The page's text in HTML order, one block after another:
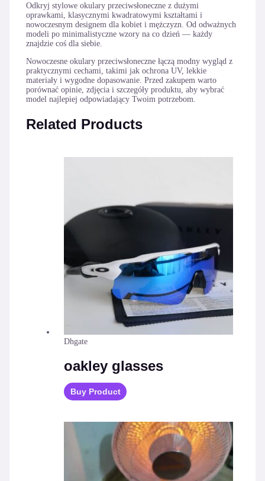
Odkryj stylowe okulary przeciwsłoneczne z dużymi
oprawkami, klasycznymi kwadratowymi kształtami i
nowoczesnym designem dla kobiet i mężczyzn. Od odważnych
modeli po minimalistyczne wzory na co dzień — każdy
znajdzie coś dla siebie.
Nowoczesne okulary przeciwsłoneczne łączą modny wygląd z
praktycznymi cechami, takimi jak ochrona UV, lekkie
materiały i wygodne dopasowanie. Przed zakupem warto
porównać opinie, zdjęcia i szczegóły produktu, aby wybrać
model najlepiej odpowiadający Twoim potrzebom.
Related Products
Dhgate
oakley glasses
Buy Product